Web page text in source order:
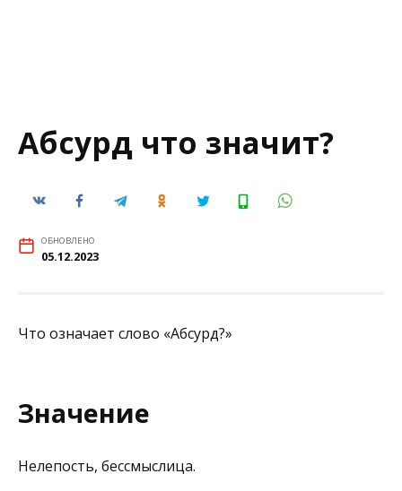
Абсурд что значит?
ОБНОВЛЕНО
05.12.2023
Что означает слово «Абсурд?»
Значение
Нелепость, бессмыслица.